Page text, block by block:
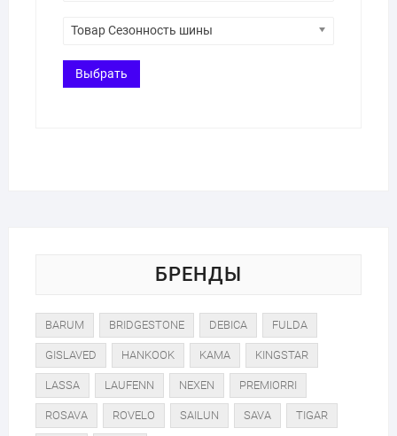
Товар Сезонность шины
Выбрать
БРЕНДЫ
BARUM BRIDGESTONE DEBICA FULDA
GISLAVED HANKOOK KAMA KINGSTAR
LASSA LAUFENN NEXEN PREMIORRI
ROSAVA ROVELO SAILUN SAVA TIGAR